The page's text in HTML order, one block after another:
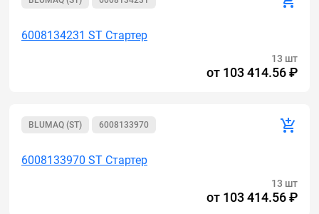
6008134231 ST Стартер
13 шт
от 103 414.56 ₽
BLUMAQ (ST) 6008133970
6008133970 ST Стартер
13 шт
от 103 414.56 ₽